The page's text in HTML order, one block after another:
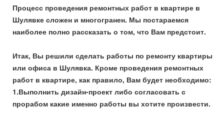
Процесс проведения ремонтных работ в квартире в
Шулявке сложен и многогранен. Мы постараемся
наиболее полно рассказать о том, что Вам предстоит.
Итак, Вы решили сделать работы по ремонту квартиры
или офиса в Шулявка. Кроме проведения ремонтных
работ в квартире, как правило, Вам будет необходимо:
1.Выполнить дизайн-проект либо согласовать с
прорабом какие именно работы вы хотите произвести.